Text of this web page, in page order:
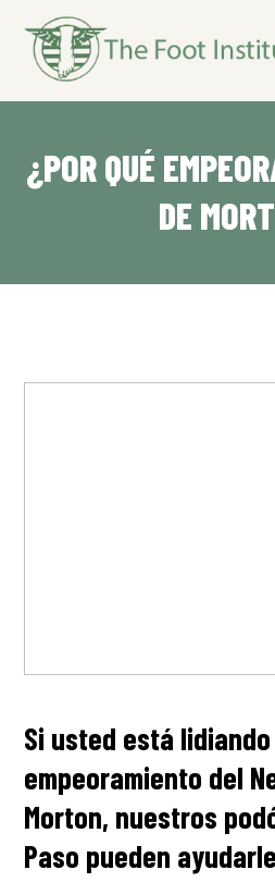
¿POR QUÉ
DE
Si usted está
empeoramiento del
Morton, nuestros
Paso pueden